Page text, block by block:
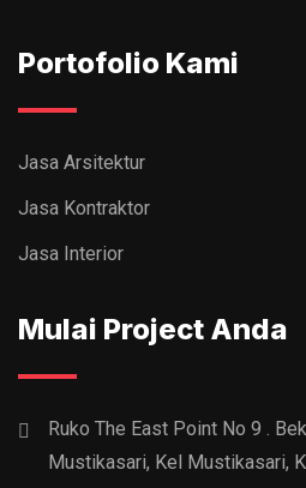
Portofolio Kami
Jasa Arsitektur
Jasa Kontraktor
Jasa Interior
Mulai Project Anda
Ruko The East Point No 9 .
Mustikasari, Kel Mustikasari,